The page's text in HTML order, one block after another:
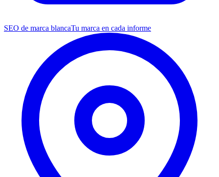
SEO de marca blancaTu marca en cada informe